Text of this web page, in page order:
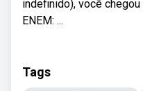
indefinido), você
ENEM: ...
Tags